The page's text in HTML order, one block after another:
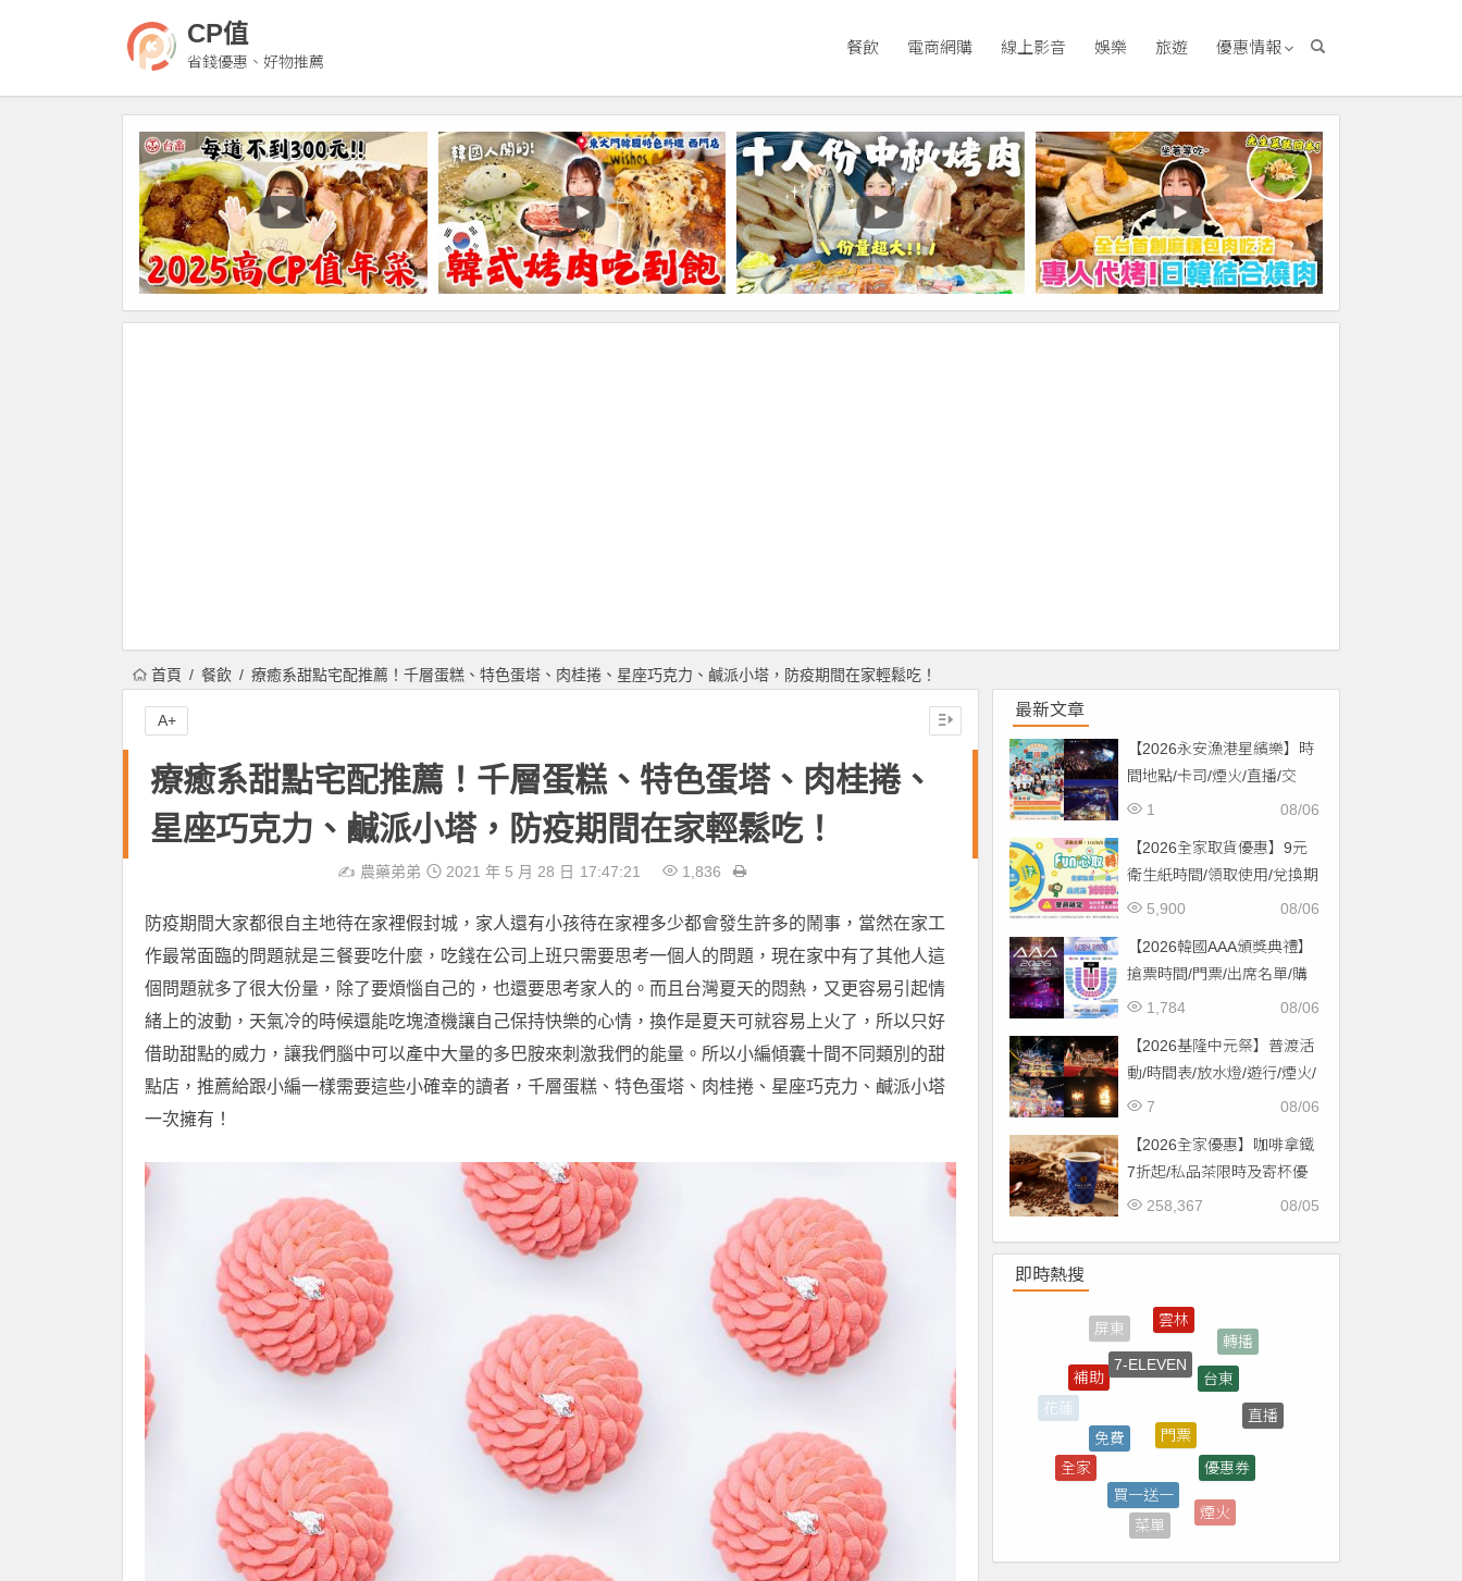
CP值
省錢優惠、好物推薦
餐飲 電商網購 線上影音 娛樂 旅遊 優惠情報
首頁 餐飲 療癒系甜點宅配推薦！千層蛋糕、特色蛋塔、肉桂捲、星座巧克力、鹹派小塔，防疫期間在家輕鬆吃！
療癒系甜點宅配推薦！千層蛋糕、特色蛋塔、肉桂捲、
星座巧克力、鹹派小塔，防疫期間在家輕鬆吃！
✍️ 農藥弟弟 2021 年 5 月 28 日 17:47:21 1,836
防疫期間大家都很自主地待在家裡假封城，家人還有小孩待在家裡多少都會發生許多的鬧事，當然在家工
作最常面臨的問題就是三餐要吃什麼，吃錢在公司上班只需要思考一個人的問題，現在家中有了其他人這
個問題就多了很大份量，除了要煩惱自己的，也還要思考家人的。而且台灣夏天的悶熱，又更容易引起情
緒上的波動，天氣冷的時候還能吃塊渣機讓自己保持快樂的心情，換作是夏天可就容易上火了，所以只好
借助甜點的威力，讓我們腦中可以產中大量的多巴胺來刺激我們的能量。所以小編傾囊十間不同類別的甜
點店，推薦給跟小編一樣需要這些小確幸的讀者，千層蛋糕、特色蛋塔、肉桂捲、星座巧克力、鹹派小塔
一次擁有！
A+
最新文章
【2026永安漁港星繽樂】時
間地點/卡司/煙火/直播/交
通，免費入場！
08/06
1
【2026全家取貨優惠】9元
衛生紙時間/領取使用/兌換期
限一次看！
08/06
5,900
【2026韓國AAA頒獎典禮】
搶票時間/門票/出席名單/購
票一次看！
08/06
1,784
【2026基隆中元祭】普渡活
動/時間表/放水燈/遊行/煙火/
交通一次看！
08/06
7
【2026全家優惠】咖啡拿鐵
7折起/私品茶限時及寄杯優
惠！價格/菜單一起看
08/05
258,367
即時熱搜
補助
7-ELEVEN
台東
台南
新竹
彰化
全家
免費
門票
優惠券
煙火
菜單
買一送一